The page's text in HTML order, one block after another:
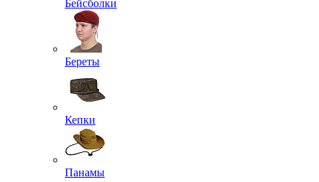
Бейсболки
Береты
Кепки
Панамы